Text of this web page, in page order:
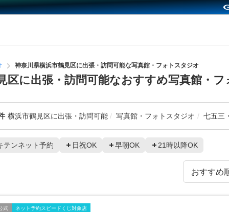
神奈川県横浜市鶴見区に出張・訪問可能な写真館・フォトスタジオ
区に出張・訪問可能なおすすめ写真館・
横浜市鶴見区に出張・訪問可能 写真館・フォトスタジオ 七五三
テンネット予約 日祝OK 早朝OK 21時以降OK
式 ネット予約スピードくじ対象店